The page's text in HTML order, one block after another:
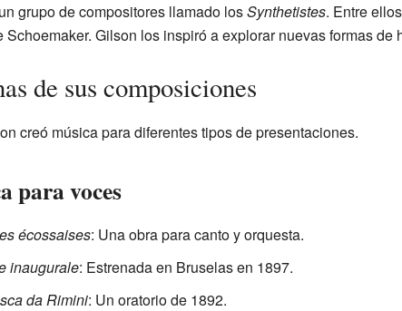
grupo de compositores llamado losSynthetistes. Entre
Schoemaker. Gilson los inspiró a explorar nuevas formas de
de sus composiciones
creó música para diferentes tipos de presentaciones.
para voces
écossaises: Una obra para canto y orquesta.
inaugurale: Estrenada en Bruselas en 1897.
da Rimini: Un oratorio de 1892.